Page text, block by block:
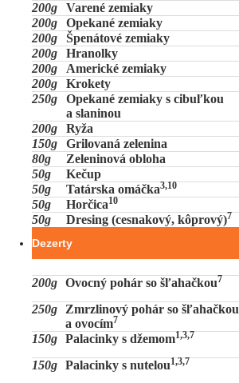
200g Varené zemiaky
200g
Opekané zemiaky
200g
Špenátové zemiaky
200g
Hranolky
200g
Americké zemiaky
200g
Krokety
250g
Opekané zemiaky s cibuľkou
a slaninou
200g Ryža
150g
Grilovaná zelenina
80g
Zeleninová obloha
50g
Kečup
50g
Tatárska omáčka3,10
50g
Horčica10
50g
Dresing (cesnakový, kôprový)7
Dezerty
200g Ovocný pohár so šľahačkou7
250g
Zmrzlinový pohár so šľahačkou
a ovocím7
150g Palacinky s džemom1,3,7
150g Palacinky s nutelou1,3,7